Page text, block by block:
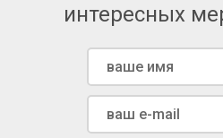
интересных